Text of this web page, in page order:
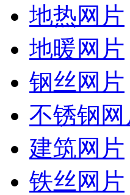
地热网片
地暖网片
钢丝网片
不锈钢网
建筑网片
铁丝网片